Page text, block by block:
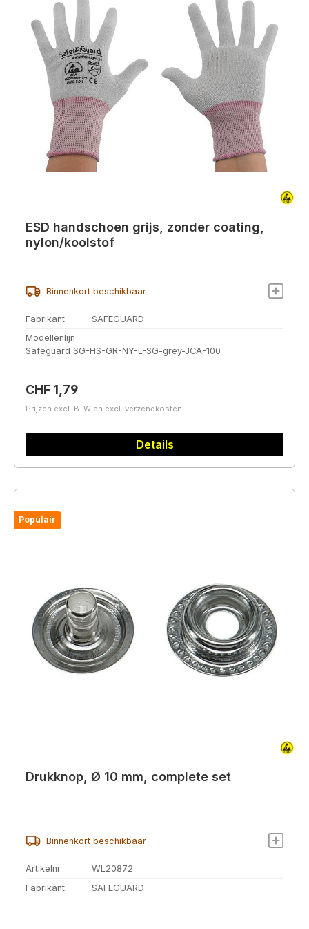
ESD handschoen grijs, zonder coating,
nylon/koolstof
Binnenkort beschikbaar
Fabrikant
SAFEGUARD
Modellenlijn
Safeguard SG-HS-GR-NY-L-SG-grey-JCA-100
Normale prijs:
CHF 1,79
Prijzen excl. BTW en excl. verzendkosten
Details
Populair
Drukknop, Ø 10 mm, complete set
Binnenkort beschikbaar
Artikelnr.
WL20872
Fabrikant
SAFEGUARD